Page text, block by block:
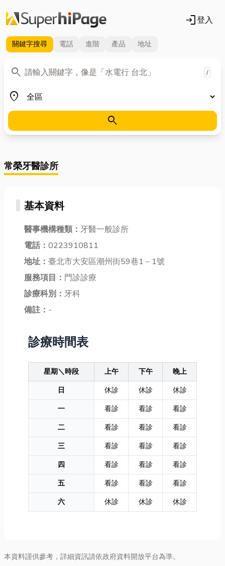
login登入
關鍵字搜尋 電話 進階 產品 地址
search
關鍵字 /
place
地區
search
常榮牙醫診所
基本資料
醫事機構種類： 牙醫一般診所
電話： 0223910811
地址： 臺北市大安區潮州街59巷1－1號
服務項目： 門診診療
診療科別： 牙科
備註： -
診療時間表
星期＼時段 上午 下午
晚上
日
休診 休診
休診
一
看診 看診
看診
二
看診 看診
看診
三
看診 看診
看診
四
看診 看診
看診
五
看診 看診
看診
六
休診 休診 休診
本資料謹供參考，詳細資訊請依政府資料開放平台為準。